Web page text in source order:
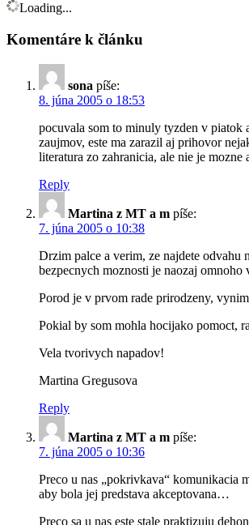
Loading...
Komentáre k článku
sona píše:
8. júna 2005 o 18:53
pocuvala som to minuly tyzden v piatok
zaujmov, este ma zarazil aj prihovor
literatura zo zahranicia, ale nie je
Reply
Martina z MT a m píše:
7. júna 2005 o 10:38
Drzim palce a verim, ze najdete odvahu
bezpecnych moznosti je naozaj omnoho
Porod je v prvom rade prirodzeny,
Pokial by som mohla hocijako pomoct,
Vela tvorivych napadov!
Martina Gregusova
Reply
Martina z MT a m píše:
7. júna 2005 o 10:36
Preco u nas „pokrivkava“ komunikacia
aby bola jej predstava akceptovana…
Preco sa u nas este stale praktizuju